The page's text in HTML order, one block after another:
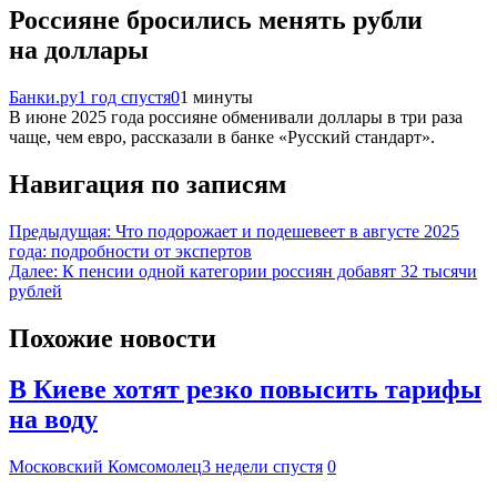
Россияне бросились менять рубли
на доллары
Банки.ру1 год спустя01 минуты
В июне 2025 года россияне обменивали доллары в три раза
чаще, чем евро, рассказали в банке «Русский стандарт».
Навигация по записям
Предыдущая: Что подорожает и подешевеет в августе 2025
года: подробности от экспертов
Далее: К пенсии одной категории россиян добавят 32 тысячи
рублей
Похожие новости
В Киеве хотят резко повысить тарифы
на воду
Московский Комсомолец3 недели спустя 0